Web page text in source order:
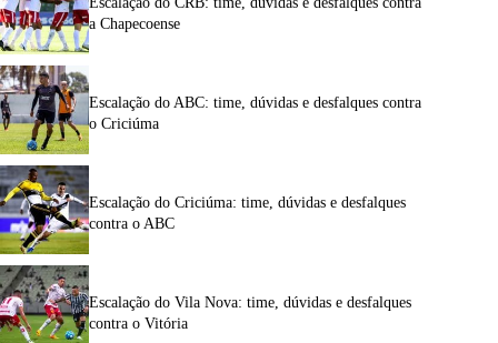
a Chapecoense
Escalação do ABC: time, dúvidas e desfalques contra
o Criciúma
Escalação do Criciúma: time, dúvidas e desfalques
contra o ABC
Escalação do Vila Nova: time, dúvidas e desfalques
contra o Vitória